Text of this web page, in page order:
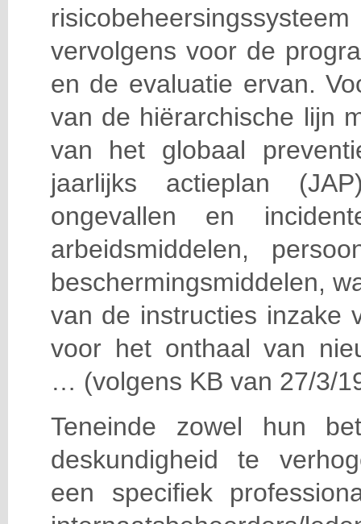
vervolgens voor de
en de evaluatie ervan.
van de hiërarchische lijn
van het globaal
jaarlijks actieplan
ongevallen en
arbeidsmiddelen,
beschermingsmiddelen,
van de instructies inzake
voor het onthaal van
… (volgens KB van 27/3/
Teneinde zowel hun
deskundigheid te
een specifiek